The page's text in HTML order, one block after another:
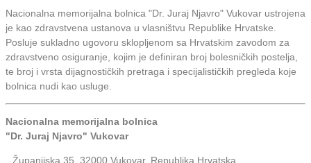
Nacionalna memorijalna bolnica "Dr. Juraj Njavro" Vukovar ustrojena
je kao zdravstvena ustanova u vlasništvu Republike Hrvatske.
Posluje sukladno ugovoru sklopljenom sa Hrvatskim zavodom za
zdravstveno osiguranje, kojim je definiran broj bolesničkih postelja,
te broj i vrsta dijagnostičkih pretraga i specijalističkih pregleda koje
bolnica nudi kao usluge.
Nacionalna memorijalna bolnica
"Dr. Juraj Njavro" Vukovar
Županijska 35, 32000 Vukovar, Republika Hrvatska